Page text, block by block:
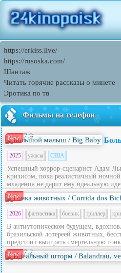
https://erkiss.live/
https://rusoska.com/
Шантаж
Читать горячие рассказы о минете
Эротика по тв
Фильмы на телефон
New! 7.9
2025 ужасы США
Успешный хоррор-сценарист Адам
кризисом, пока реалистичный
младенца не дарит ему идеальную
New!
2026 фантастика боевик триллер
В антиутопическом будущем,
бразильской лотереей животных,
предстоит выиграть смертельную
New! 7.2